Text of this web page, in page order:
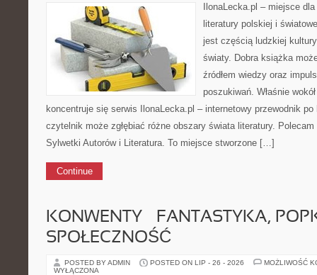
IlonaLecka.pl – miejsce
literatury polskiej i
jest częścią ludzkiej
światy. Dobra książka
źródłem wiedzy oraz
poszukiwań. Właśnie
koncentruje się serwis IlonaLecka.pl – internetowy przewodnik
czytelnik może zgłębiać różne obszary świata literatury.
Sylwetki Autorów i Literatura. To miejsce stworzone […]
Continue
KONWENTY – FANTASTYKA,
SPOŁECZNOŚĆ
POSTED BY ADMIN POSTED ON LIP - 26 - 2026
MOŻLIWOŚĆ
WYŁĄCZONA